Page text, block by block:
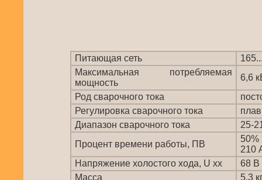
Питающая сеть
Максимальная потребляемая
мощность
6,6
Род сварочного тока
Регулировка сварочного тока
Диапазон сварочного тока
25-
Процент времени работы, ПВ
210
Напряжение холостого хода, U xx
68 В
Масса
5,3